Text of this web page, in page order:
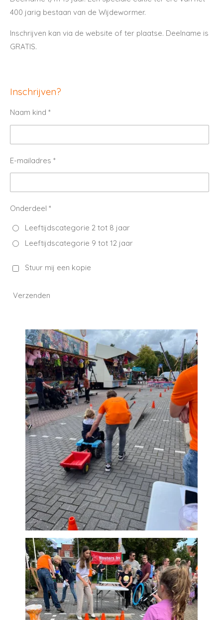
400 jarig bestaan van de Wijdewormer.
Inschrijven kan via de website of ter plaatse. Deelname is
GRATIS.
Inschrijven?
Naam kind *
E-mailadres *
Onderdeel *
Leeftijdscategorie 2 tot 8 jaar
Leeftijdscategorie 9 tot 12 jaar
Stuur mij een kopie
Verzenden